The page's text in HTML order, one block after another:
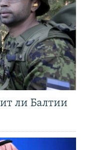
ли Балтии